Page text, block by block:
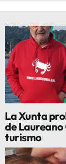
La Xunta
de
turismo